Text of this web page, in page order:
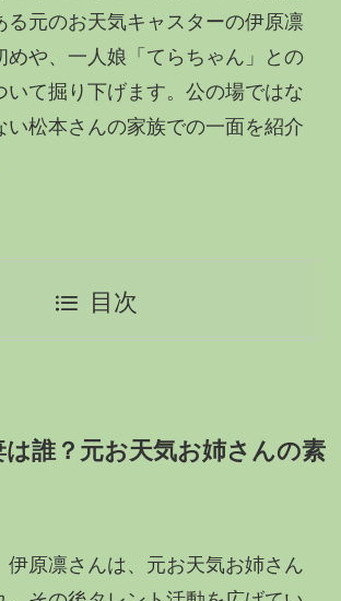
る元のお天気キャスターの伊原凛
めや、一人娘「てらちゃん」との
いて掘り下げます。公の場ではな
い松本さんの家族での一面を紹介
目次
は誰？元お天気お姉さんの素
伊原凛さんは、元お天気お姉さん